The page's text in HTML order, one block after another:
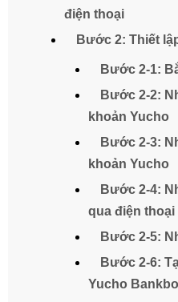
điện thoại
Bước 2: Thiết
Bước 2-1:
Bước 2-2:
khoản Yucho
Bước 2-3:
khoản Yucho
Bước 2-4:
qua điện thoại
Bước 2-5:
Bước 2-6:
Yucho